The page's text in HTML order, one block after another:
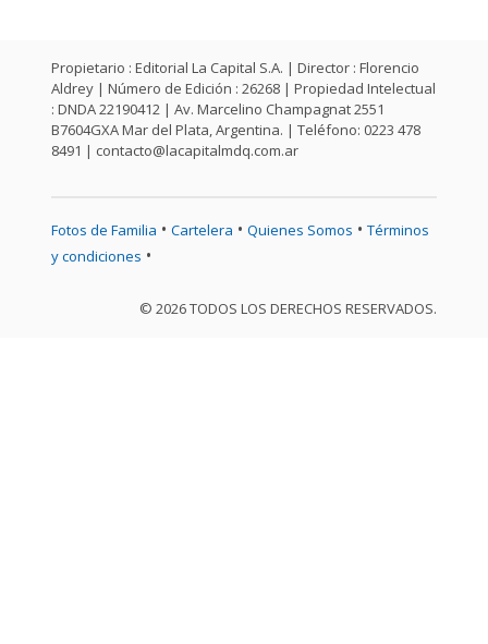
Propietario : Editorial La Capital S.A. | Director : Florencio
Aldrey | Número de Edición : 26268 | Propiedad Intelectual
: DNDA 22190412 | Av. Marcelino Champagnat 2551
B7604GXA Mar del Plata, Argentina. | Teléfono: 0223 478
8491 | contacto@lacapitalmdq.com.ar
Fotos de Familia • Cartelera • Quienes Somos • Términos
y condiciones •
© 2026 TODOS LOS DERECHOS RESERVADOS.